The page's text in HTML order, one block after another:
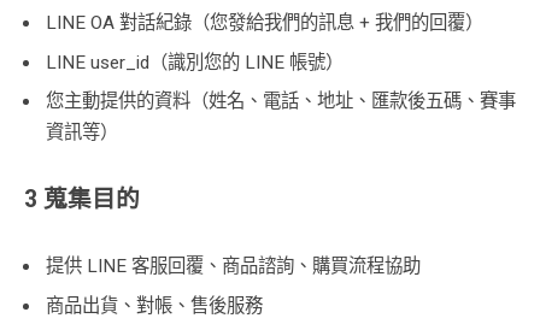
LINE OA 對話紀錄（您發給我們的訊息 + 我們的回覆）
LINE user_id（識別您的 LINE 帳號）
您主動提供的資料（姓名、電話、地址、匯款後五碼、賽事
資訊等）
3 蒐集目的
提供 LINE 客服回覆、商品諮詢、購買流程協助
商品出貨、對帳、售後服務